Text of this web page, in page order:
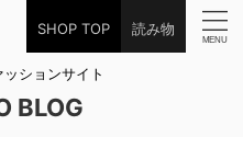
SHOP TOP 読み物
ションサイト
BLOG